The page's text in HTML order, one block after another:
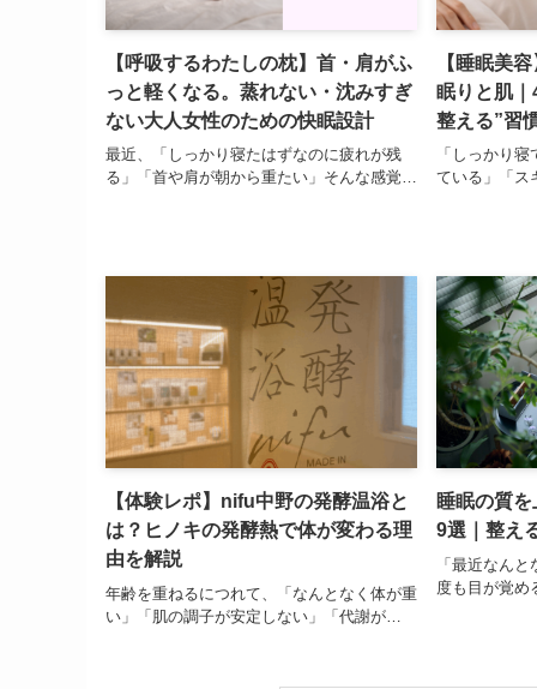
【呼吸するわたしの枕】首・肩がふ
っと軽くなる。蒸れない・沈みすぎ
ない大人女性のための快眠設計
最近、「しっかり寝たはずなのに疲れが残
る」「首や肩が朝から重たい」そんな感覚…
【睡眠美
眠りと肌
整える”習
「しっかり
ている」「ス
【体験レポ】nifu中野の発酵温浴と
は？ヒノキの発酵熱で体が変わる理
由を解説
年齢を重ねるにつれて、「なんとなく体が重
い」「肌の調子が安定しない」「代謝が…
睡眠の質
9選｜整え
「最近なん
度も目が覚